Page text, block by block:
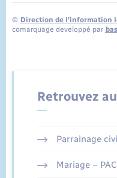
© Direction de l’information
comarquage developpé par
Retrouvez
Parrainage
Mariage –